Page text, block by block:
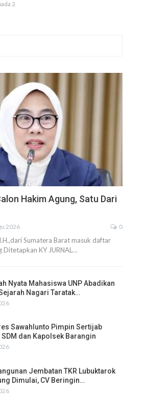
2
Hakim Agung, Satu Dari
2026 0
Sumatera Barat masuk daftar
Ditetapkan KY JURNAL…
Nyata Mahasiswa UNP Abadikan
Nagari Taratak…
Sawahlunto Pimpin Sertijab
SDM dan Kapolsek Barangin
Jembatan TKR Lubuktarok
Dimulai, CV Beringin…